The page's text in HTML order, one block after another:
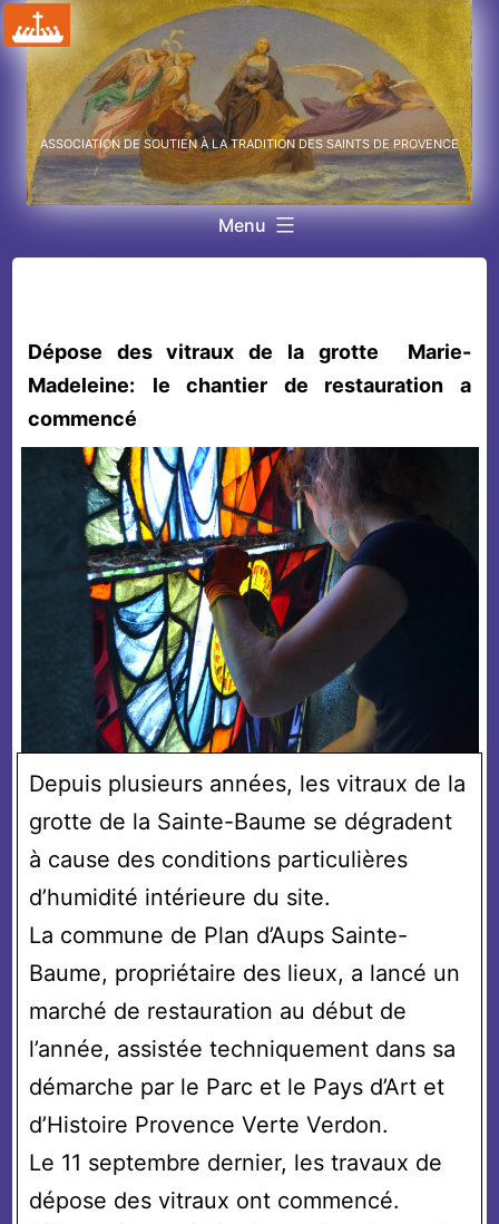
Aller
au
contenu
ASSOCIATION DE SOUTIEN À LA TRADITION DES SAINTS DE PROVENCE
Menu
Dépose des vitraux de la grotte
Marie-
Madeleine:
le chantier de restaurationa
commencé
Depuis plusieurs années, les vitraux de la
grotte de la Sainte-Baume se dégradent
à cause des conditions particulières
d’humidité intérieure du site.
La commune de Plan d’Aups Sainte-
Baume, propriétaire des lieux, a lancé un
marché de restauration au début de
l’année, assistée techniquement dans sa
démarche par le Parc et le Pays d’Art et
d’Histoire Provence Verte Verdon.
Le 11 septembre dernier, les travaux de
dépose des vitraux ont commencé.